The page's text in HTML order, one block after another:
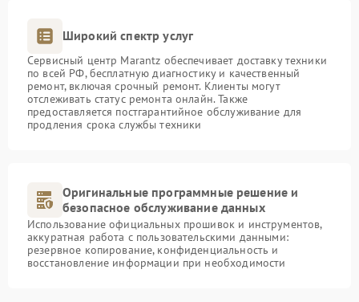
Широкий спектр услуг
Сервисный центр Marantz обеспечивает доставку техники
по всей РФ, бесплатную диагностику и качественный
ремонт, включая срочный ремонт. Клиенты могут
отслеживать статус ремонта онлайн. Также
предоставляется постгарантийное обслуживание для
продления срока службы техники
Оригинальные программные решение и
безопасное обслуживание данных
Использование официальных прошивок и инструментов,
аккуратная работа с пользовательскими данными:
резервное копирование, конфиденциальность и
восстановление информации при необходимости